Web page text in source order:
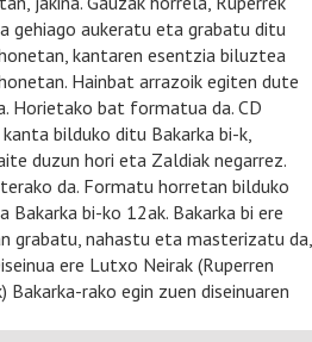
gehiago aukeratu eta grabatu ditu
kantaren esentzia biluztea
Hainbat arrazoik egiten dute
Horietako bat formatua da. CD
bilduko ditu Bakarka bi-k,
duzun hori eta Zaldiak negarrez.
da. Formatu horretan bilduko
bi-ko 12ak. Bakarka bi ere
grabatu, nahastu eta masterizatu da,
ere Lutxo Neirak (Ruperren
rako egin zuen diseinuaren